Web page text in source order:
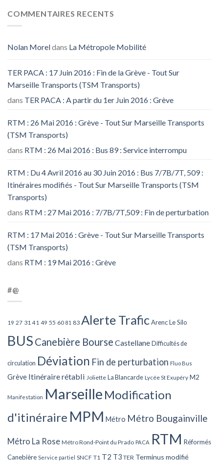
COMMENTAIRES RECENTS
Nolan Moreldans La Métropole Mobilité
TER PACA : 17 Juin 2016 : Fin de la Grève - Tout Sur
Marseille Transports (TSM Transports)
dans TER PACA : A partir du 1er Juin 2016 : Grève
RTM : 26 Mai 2016 : Grève - Tout Sur Marseille Transports
(TSM Transports)
dans RTM : 26 Mai 2016 : Bus 89 : Service interrompu
RTM : Du 4 Avril 2016 au 30 Juin 2016 : Bus 7/7B/7T, 509 :
Itinéraires modifiés - Tout Sur Marseille Transports (TSM
Transports)
dans RTM : 27 Mai 2016 : 7/7B/7T,509 : Fin de perturbation
RTM : 17 Mai 2016 : Grève - Tout Sur Marseille Transports
(TSM Transports)
dans RTM : 19 Mai 2016 : Grève
#@
19 27 31 41 49 55 60 81 83 Alerte TraficArenc Le Silo
BUS Canebière Bourse Castellane Difficultés de
circulation Déviation Fin de perturbation Fluo Bus
Grève Itinéraire rétabli Joliette La Blancarde Lycée St Exupéry M2
Manifestation Marseille Modification
d'itinéraire MPM Métro Métro Bougainville
Métro La Rose Métro Rond-Point du Prado PACA RTM Réformés
Canebière Service partiel SNCF T1 T2 T3 TER Terminus modifié